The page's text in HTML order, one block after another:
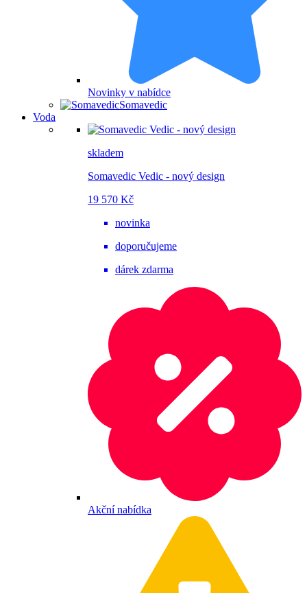
Novinky v nabídce
Somavedic
Voda
skladem
Somavedic Vedic - nový design
19 570 Kč
novinka
doporučujeme
dárek zdarma
Akční nabídka